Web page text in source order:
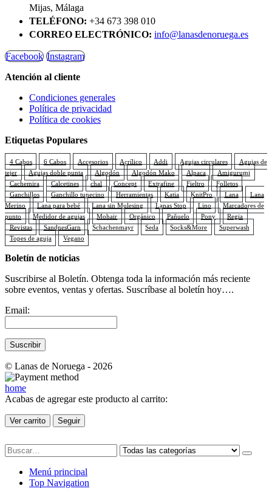
Mijas, Málaga
TELÉFONO: +34 673 398 010
CORREO ELECTRÓNICO: info@lanasdenoruega.es
Facebook Instagram
Atención al cliente
Condiciones generales
Política de privacidad
Política de cookies
Etiquetas Populares
4 Cabos 6 Cabos Accesorios Acrílico Addi Agujas circulares
Agujas de
tejer
Agujas doble punta Algodón Algodón Mako Alpaca
Amigurumi
Cachemira
Calcetines chal Concept Extrafine Fieltro
Folletos
Ganchillos
Ganchillo tunecino Herramientas Katia KnitPro Lana
Lana
Merino
Lana para bebé Lana sin Mulesing Lanas Stop Lino
Marcadores de
punto
Medidor de agujas Mohair Orgánico Pañuelo Pony
Regia
Revistas
SandnesGarn Schachenmayr Seda Socks&More
Superwash
Topes de aguja
Vegano
Boletín de noticias
Suscribirse al Boletín. Obtenga toda la información más reciente
sobre eventos, ventas y ofertas. Suscríbase al boletín hoy….
Email:
© Lanas de Noruega - 2026
home
Acabas de agregar este producto al carrito:
Ver carrito Seguir
Menú principal
Top Navigation